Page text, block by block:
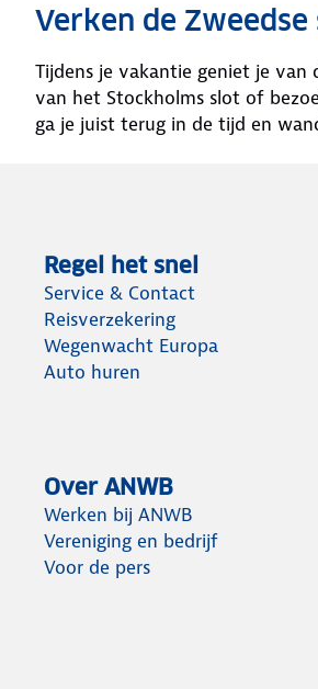
Verken de Zweedse
Tijdens je vakantie geniet je
van het Stockholms slot of
ga je juist terug in de tijd en
Regel het snel
Service & Contact
Reisverzekering
Wegenwacht Europa
Auto huren
Over ANWB
Werken bij ANWB
Vereniging en bedrijf
Voor de pers